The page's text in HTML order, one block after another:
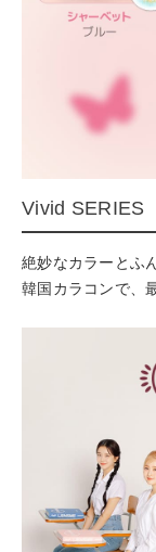
Vivid SERIES
絶妙なカラーとふ
韓国カラコンで、